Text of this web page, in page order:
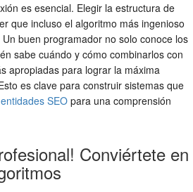
es esencial. Elegir la estructura de
que incluso el algoritmo más ingenioso
buen programador no solo conoce los
sabe cuándo y cómo combinarlos con
apropiadas para lograr la máxima
es clave para construir sistemas que
entidades SEO para una comprensión
Conviértete en